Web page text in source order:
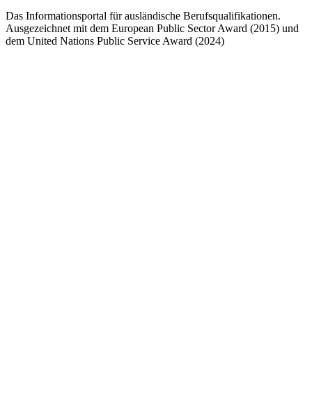
Das Informationsportal für ausländische Berufsqualifikationen.
Ausgezeichnet mit dem European Public Sector Award (2015) und
dem United Nations Public Service Award (2024)